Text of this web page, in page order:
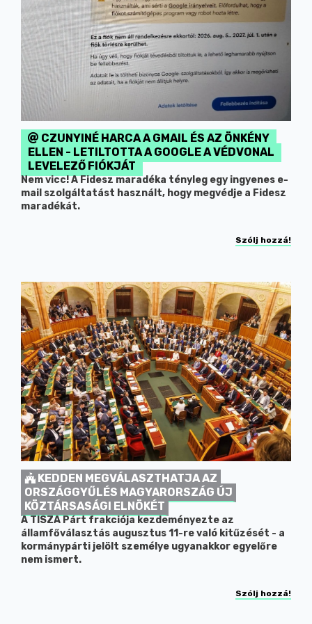
CZUNYINÉ HARCA A GMAIL ÉS AZ ÖNKÉNY
ELLEN - LETILTOTTA A GOOGLE A VÉDVONAL
LEVELEZŐ FIÓKJÁT
Nem vicc! A Fidesz maradéka tényleg egy ingyenes e-
mail szolgáltatást használt, hogy megvédje a Fidesz
maradékát.
Szólj hozzá!
KEDDEN MEGVÁLASZTHATJA AZ
ORSZÁGGYŰLÉS MAGYARORSZÁG ÚJ
KÖZTÁRSASÁGI ELNÖKÉT
A TISZA Párt frakciója kezdeményezte az
államfőválasztás augusztus 11-re való kitűzését - a
kormánypárti jelölt személye ugyanakkor egyelőre
nem ismert.
Szólj hozzá!